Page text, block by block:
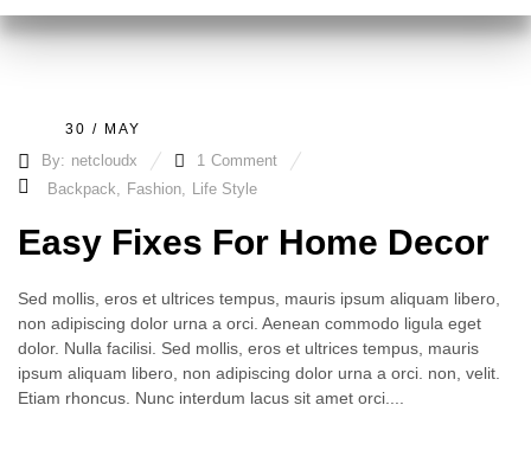
30 / MAY
By: netcloudx 1 Comment
Backpack, Fashion, Life Style
Easy Fixes For Home Decor
Sed mollis, eros et ultrices tempus, mauris ipsum aliquam libero,
non adipiscing dolor urna a orci. Aenean commodo ligula eget
dolor. Nulla facilisi. Sed mollis, eros et ultrices tempus, mauris
ipsum aliquam libero, non adipiscing dolor urna a orci. non, velit.
Etiam rhoncus. Nunc interdum lacus sit amet orci....